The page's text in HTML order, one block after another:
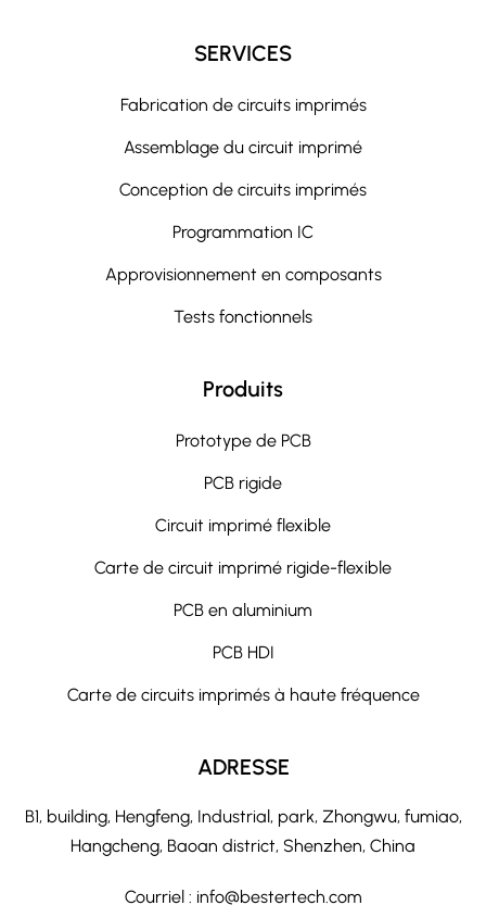
SERVICES
Fabrication de circuits imprimés
Assemblage du circuit imprimé
Conception de circuits imprimés
Programmation IC
Approvisionnement en composants
Tests fonctionnels
Produits
Prototype de PCB
PCB rigide
Circuit imprimé flexible
Carte de circuit imprimé rigide-flexible
PCB en aluminium
PCB HDI
Carte de circuits imprimés à haute fréquence
ADRESSE
B1, building, Hengfeng, Industrial, park, Zhongwu, fumiao,
Hangcheng, Baoan district, Shenzhen, China
Courriel : info@bestertech.com